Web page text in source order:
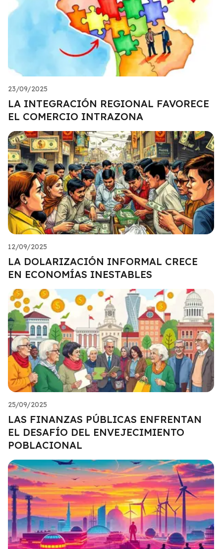
23/09/2025
LA INTEGRACIÓN REGIONAL FAVORECE
EL COMERCIO INTRAZONA
12/09/2025
LA DOLARIZACIÓN INFORMAL CRECE
EN ECONOMÍAS INESTABLES
25/09/2025
LAS FINANZAS PÚBLICAS ENFRENTAN
EL DESAFÍO DEL ENVEJECIMIENTO
POBLACIONAL